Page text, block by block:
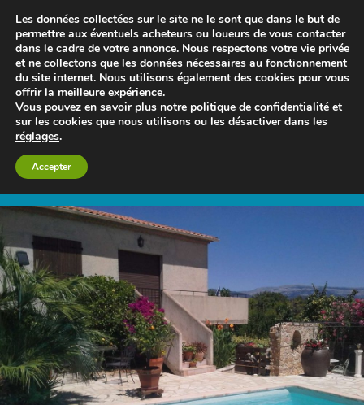
Les données collectées sur le site ne le sont que dans le but de
permettre aux éventuels acheteurs ou loueurs de vous contacter
dans le cadre de votre annonce. Nous respectons votre vie privée
et ne collectons que les données nécessaires au fonctionnement
du site internet. Nous utilisons également des cookies pour vous
offrir la meilleure expérience.
Vous pouvez en savoir plus notre politique de confidentialité et
sur les cookies que nous utilisons ou les désactiver dans les
réglages.
Accepter